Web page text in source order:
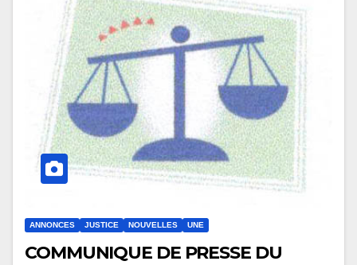
ANNONCES JUSTICE NOUVELLES UNE
COMMUNIQUE DE PRESSE DU